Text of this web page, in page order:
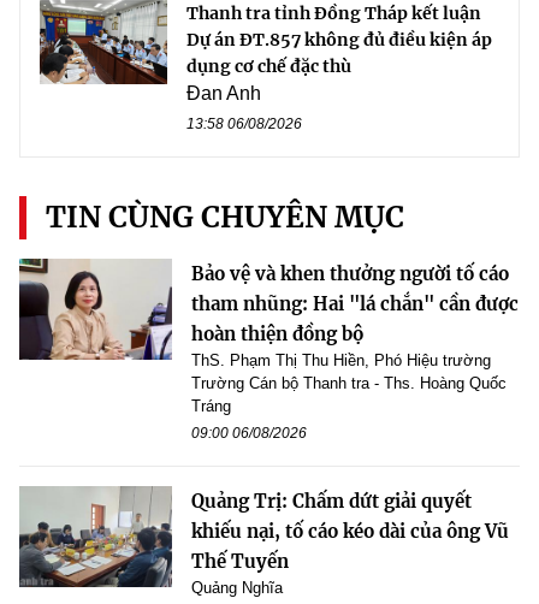
Thanh tra tỉnh Đồng Tháp kết luận
Dự án ĐT.857 không đủ điều kiện áp
dụng cơ chế đặc thù
Đan Anh
13:58 06/08/2026
TIN CÙNG CHUYÊN MỤC
Bảo vệ và khen thưởng người tố cáo
tham nhũng: Hai "lá chắn" cần được
hoàn thiện đồng bộ
ThS. Phạm Thị Thu Hiền, Phó Hiệu trường
Trường Cán bộ Thanh tra - Ths. Hoàng Quốc
Tráng
09:00 06/08/2026
Quảng Trị: Chấm dứt giải quyết
khiếu nại, tố cáo kéo dài của ông Vũ
Thế Tuyến
Quảng Nghĩa